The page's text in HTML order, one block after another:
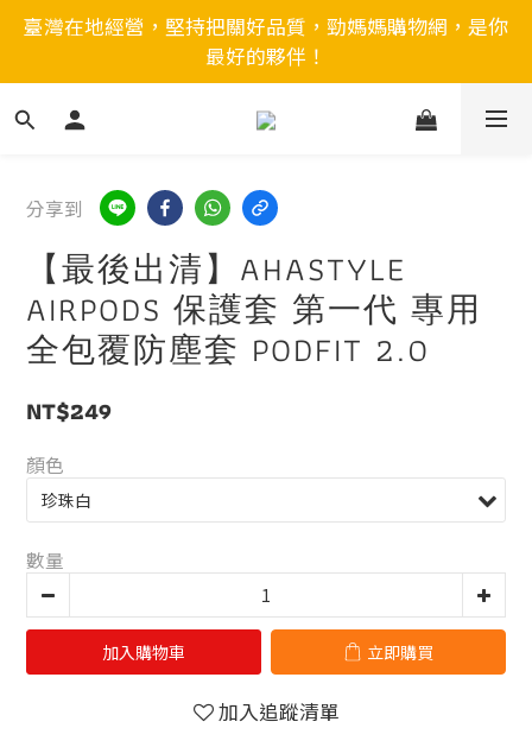
臺灣在地經營，堅持把關好品質，勁媽媽購物網，是你
最好的夥伴！
分享到
【最後出清】AHASTYLE
AIRPODS 保護套 第一代 專用
全包覆防塵套 PODFIT 2.0
NT$249
顏色
數量
加入購物車 立即購買
加入追蹤清單